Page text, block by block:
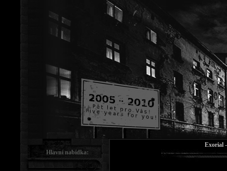
Exorial
Hlavní nabídka: